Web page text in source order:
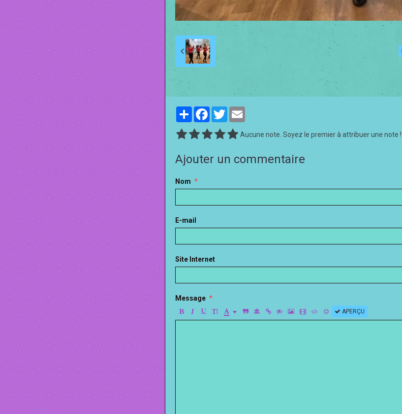
PartagerFacebookTwitter
Aucune note. Soyez le premier à attribuer une note !
Ajouter un commentaire
Nom
E-mail
Site Internet
Message
APERÇU